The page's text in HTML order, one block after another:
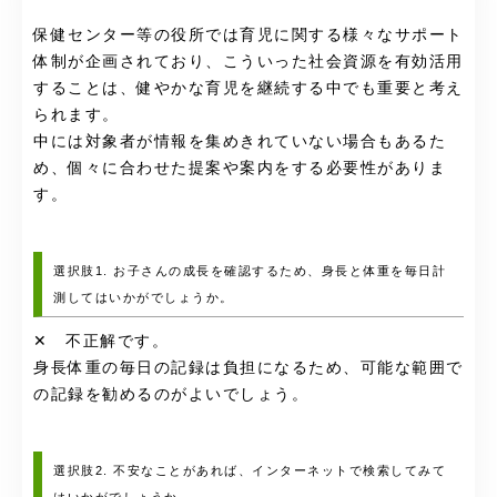
保健センター等の役所では育児に関する様々なサポート
体制が企画されており、こういった社会資源を有効活用
することは、健やかな育児を継続する中でも重要と考え
られます。
中には対象者が情報を集めきれていない場合もあるた
め、個々に合わせた提案や案内をする必要性がありま
す。
選択肢1. お子さんの成長を確認するため、身長と体重を毎日計
測してはいかがでしょうか。
✕ 不正解です。
身長体重の毎日の記録は負担になるため、可能な範囲で
の記録を勧めるのがよいでしょう。
選択肢2. 不安なことがあれば、インターネットで検索してみて